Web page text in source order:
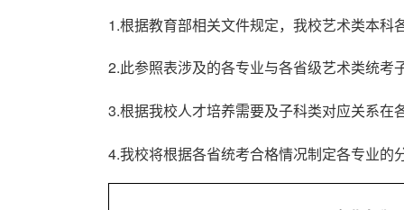
1.根据教育部相关文件规定，我校艺术类本
2.此参照表涉及的各专业与各省级艺术类统
3.根据我校人才培养需要及子科类对应关系在
4.我校将根据各省统考合格情况制定各专业